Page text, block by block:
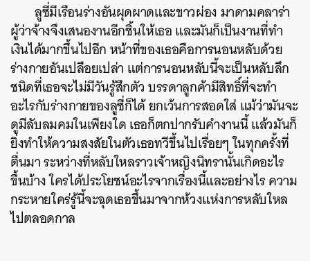
ลูซี่มีเรือนร่างอันผุดผาดและขาวผ่อง มาดามคลาร่า
ผู้ว่าจ้างจึงเสนองานอีกชิ้นให้เธอ และมันก็เป็นงานที่ทำ
เงินได้มากขึ้นไปอีก หน้าที่ของเธอคือการนอนหลับด้วย
ร่างกายอันเปลือยเปล่า แต่การนอนหลับนี้จะเป็นหลับลึก
ชนิดที่เธอจะไม่มีวันรู้สึกตัว บรรดาลูกค้ามีสิทธิ์ที่จะทำ
อะไรกับร่างกายของลูซี่ก็ได้ ยกเว้นการสอดใส่ แม้ว่ามันจะ
ดูมีลับลมคมในเพียงใด เธอก็ตกปากรับคำงานนี้ แล้วมันก็
ยิ่งทำให้ความสงสัยในตัวเธอทวีขึ้นไปเรื่อยๆ ในทุกครั้งที่
ตื่นมา ระหว่างที่หลับใหลราวเจ้าหญิงนิทรานั้นเกิดอะไร
ขึ้นบ้าง ใครได้ประโยชน์อะไรจากเรื่องนี้และอย่างไร ความ
กระหายใคร่รู้นี้จะฉุดเธอขึ้นมาจากห้วงแห่งการหลับใหล
ไปตลอดกาล